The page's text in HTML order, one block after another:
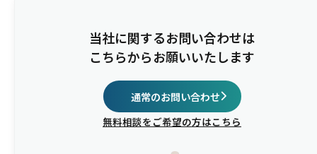
当社に関するお問い合わせは
こちらからお願いいたします
通常のお問い合わせ
無料相談をご希望の方はこちら